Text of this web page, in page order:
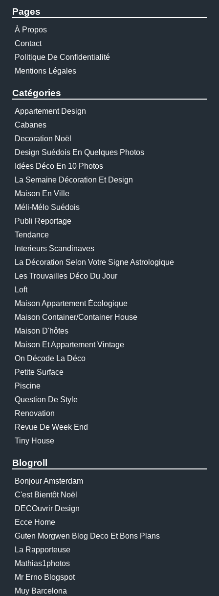
Pages
À Propos
Contact
Politique De Confidentialité
Mentions Légales
Catégories
Appartement Design
Cabanes
Decoration Noël
Design Suédois En Quelques Photos
Idées Déco En 10 Photos
La Semaine Décoration Et Design
Maison En Ville
Méli-Mélo Suédois
Publi Reportage
Tendance
Interieurs Scandinaves
La Décoration Selon Votre Signe Astrologique
Les Trouvailles Déco Du Jour
Loft
Maison Appartement Écologique
Maison Container/container House
Maison D'hôtes
Maison Et Appartement Vintage
On Décode La Déco
Petite Surface
Piscine
Question De Style
Renovation
Revue De Week End
Tiny House
Blogroll
Bonjour Amsterdam
C'est Bientôt Noël
DECOuvrir Design
Ecce Home
Guten Morgwen Blog Deco Et Bons Plans
La Rapporteuse
Mathias1photos
Mr Erno Blogspot
Muy Barcelona